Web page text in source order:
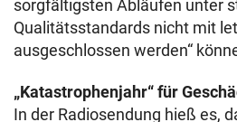
sorgfältigsten Abläufen unter
Qualitätsstandards nicht mit
ausgeschlossen werden“
„Katastrophenjahr“ für
In der Radiosendung hieß es,